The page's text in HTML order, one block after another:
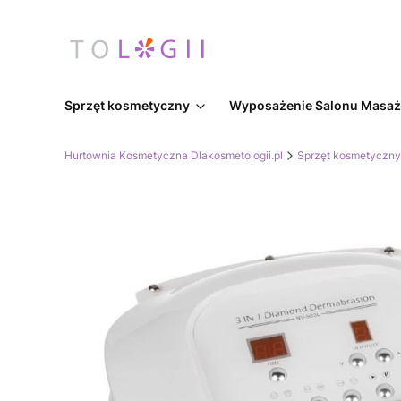
Sprzęt kosmetyczny Wyposażenie Salonu
Hurtownia Kosmetyczna Dlakosmetologii.pl Sprzęt kosmetyczny